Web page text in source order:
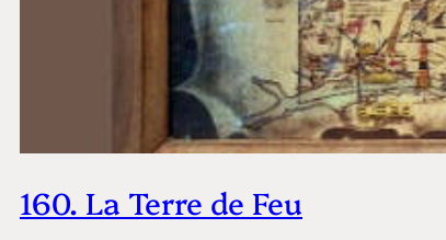
160. La Terre de Feu